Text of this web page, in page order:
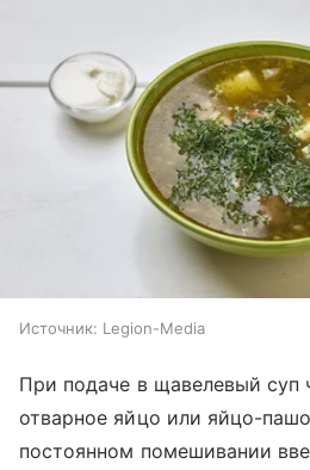
Источник: Legion-Media
При подаче в щавелевый суп
отварное яйцо или яйцо-
постоянном помешивании